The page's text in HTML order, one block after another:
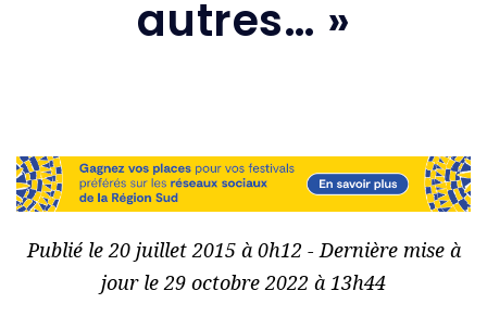
autres… »
Publié le 20 juillet 2015 à 0h12 - Dernière mise à
jour le 29 octobre 2022 à 13h44